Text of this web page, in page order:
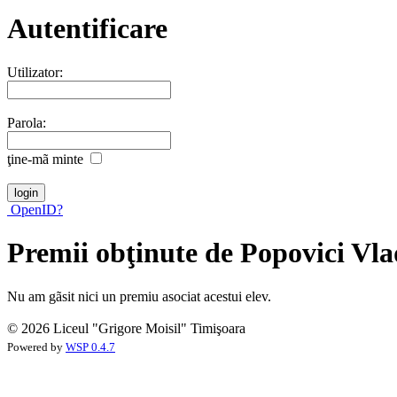
Autentificare
Utilizator:
Parola:
ţine-mã minte
OpenID?
Premii obţinute de Popovici
Nu am gãsit nici un premiu asociat acestui elev.
© 2026 Liceul "Grigore Moisil" Timişoara
Powered by WSP 0.4.7